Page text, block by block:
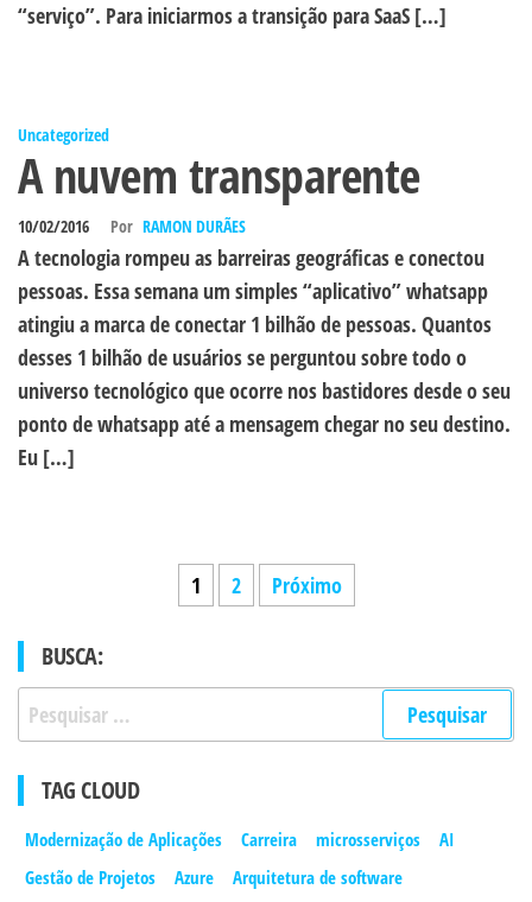
“serviço”. Para iniciarmos a transição para SaaS […]
Uncategorized
A nuvem transparente
10/02/2016 Por RAMON DURÃES
A tecnologia rompeu as barreiras geográficas e conectou
pessoas. Essa semana um simples “aplicativo” whatsapp
atingiu a marca de conectar 1 bilhão de pessoas. Quantos
desses 1 bilhão de usuários se perguntou sobre todo o
universo tecnológico que ocorre nos bastidores desde o seu
ponto de whatsapp até a mensagem chegar no seu destino.
Eu […]
posts
1 2 Próximo
BUSCA:
Pesquisar
por:
TAG CLOUD
Modernização de Aplicações Carreira microsserviços
AI
Gestão de Projetos
Azure
Arquitetura de software